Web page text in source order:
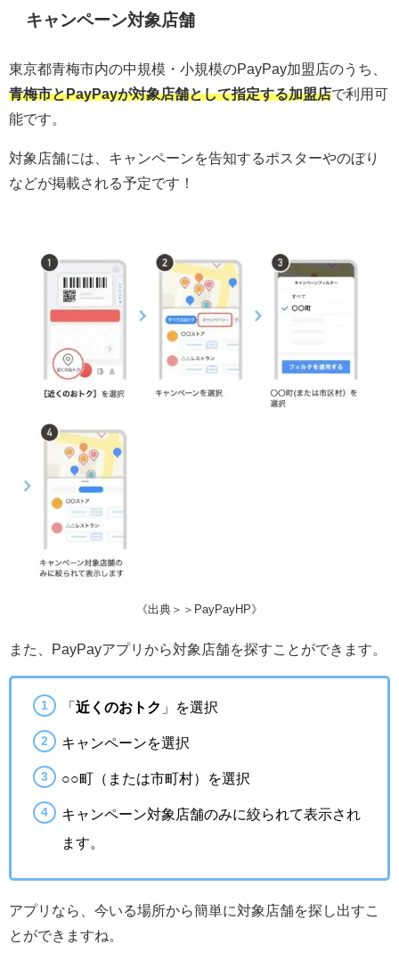
キャンペーン対象店舗
東京都青梅市内の中規模・小規模のPayPay加盟店のうち、
青梅市とPayPayが対象店舗として指定する加盟店で利用可
能です。
対象店舗には、キャンペーンを告知するポスターやのぼり
などが掲載される予定です！
《出典＞＞PayPayHP》
また、PayPayアプリから対象店舗を探すことができます。
「 近くのおトク 」を選択
キャンペーンを選択
○○町（または市町村）を選択
キャンペーン対象店舗のみに絞られて表示され
ます。
アプリなら、今いる場所から簡単に対象店舗を探し出すこ
とができますね。